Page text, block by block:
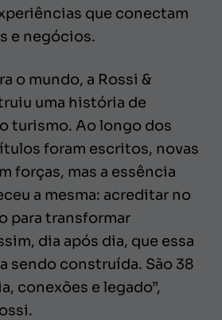
que conectam
e negócios.
o mundo, a Rossi &
uma história de
turismo. Ao longo dos
foram escritos, novas
forças, mas a essência
a mesma: acreditar no
para transformar
dia após dia, que essa
sendo construída. São 38
conexões e legado”,